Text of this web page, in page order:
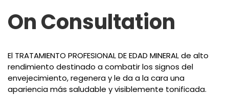
On Consultation
El TRATAMIENTO PROFESIONAL DE EDAD MINERAL de alto
rendimiento destinado a combatir los signos del
envejecimiento, regenera y le da a la cara una
apariencia más saludable y visiblemente tonificada.